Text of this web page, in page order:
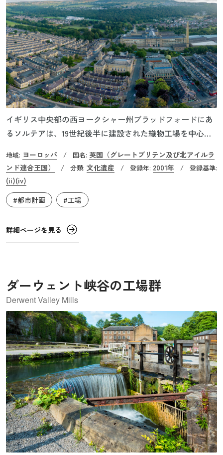
どのています。
イギリス中央部の西ヨークシャー州ブラッドフォードにあ
るソルテアは、19世紀後半に建設された織物工場を中心と
あったタイタス・ソルト卿です。彼の名前のソルト
（Salt）と、工場の前を流れるエア（Aire）川を組み合わせ
て、街は「ソルテア」と名付けられました。紡績から織物
まで生産工程を統合した二つの大型の工場を中心として、
校、教会、集会所、さらには図書館やコンサートホールな
どの娯楽施設も、計画的に配置されました。
地域: ヨーロッパ / 国名: 英国（グレートブリテン及び北アイルラ
ンド連合王国）
/ 分類: 文化遺産 / 登録年: 2001年 / 登録基準:
(ii)(iv)
#都市計画
#工場
詳細ページを見る
ダーウェント峡谷の工場群
Derwent Valley Mills